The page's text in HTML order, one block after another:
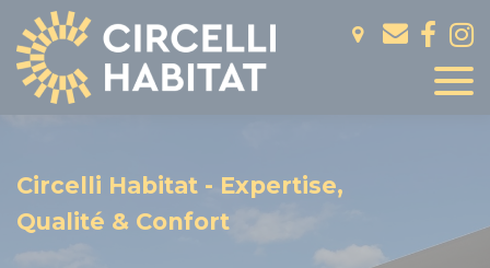
Circelli Habitat - Expertise,
Qualité & Confort
Panneau de gestion des cookies